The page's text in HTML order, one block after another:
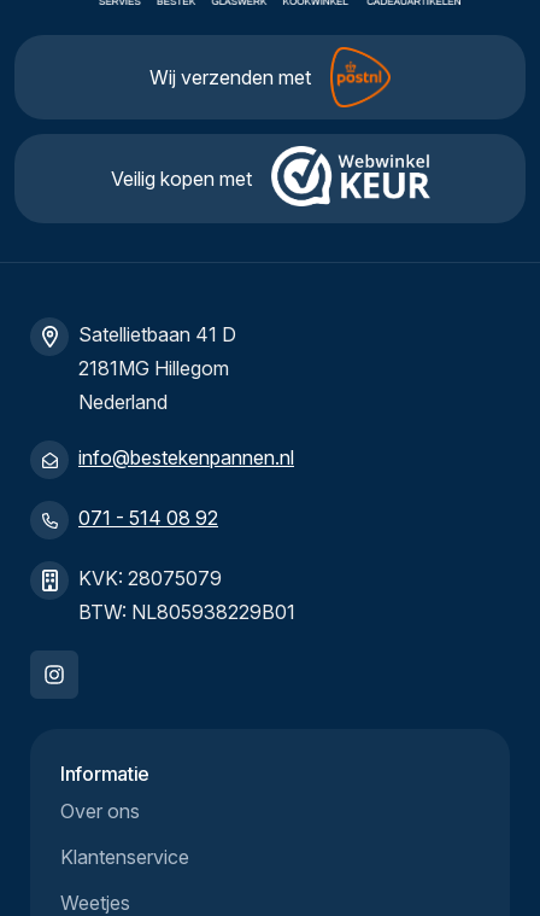
Wij verzenden met
Veilig kopen met
Satellietbaan 41 D
2181MG Hillegom
Nederland
info@bestekenpannen.nl
071 - 514 08 92
KVK: 28075079
BTW: NL805938229B01
Informatie
Over ons
Klantenservice
Weetjes